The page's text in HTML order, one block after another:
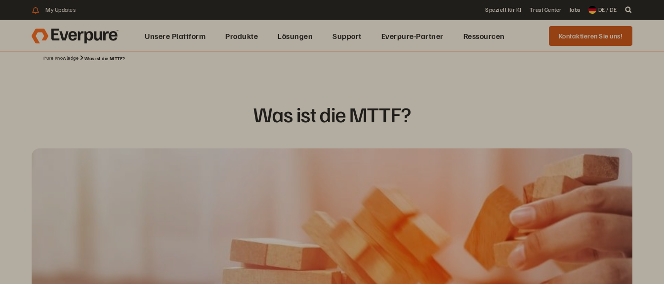
My Updates Speziell für KI Trust Center Jobs DE / DE
Unsere Plattform Produkte Lösungen Support Everpure-Partner Ressourcen Kontaktieren Sie uns!
Pure Knowledge Was ist die MTTF?
Was ist die MTTF?